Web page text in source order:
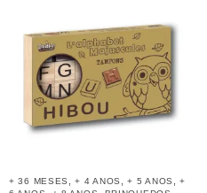
+ 36 MESES ,+ 4 ANOS ,+ 5 ANOS ,+